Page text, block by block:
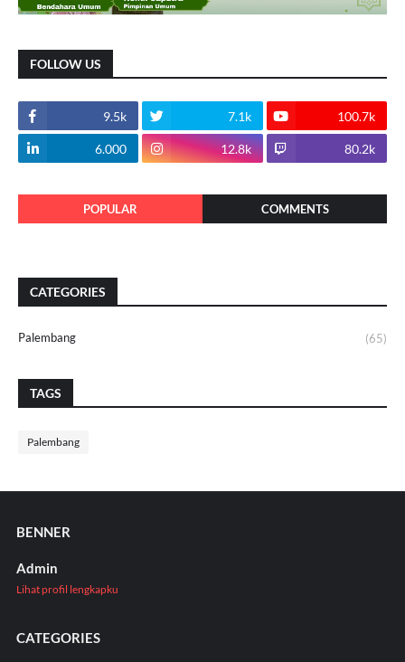
FOLLOW US
9.5k 7.1k 100.7k
6.000 12.8k 80.2k
POPULAR COMMENTS
CATEGORIES
Palembang (65)
TAGS
Palembang
BENNER
Admin
Lihat profil lengkapku
CATEGORIES